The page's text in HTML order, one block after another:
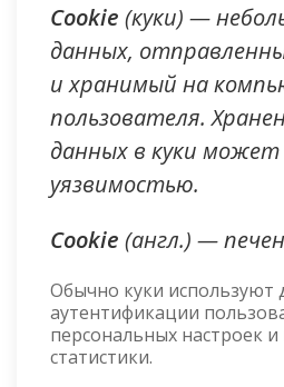
Cookie (куки) —
данных,
и хранимый на
пользователя.
данных в куки
уязвимостью.
Cookie (англ.) —
Обычно куки используют
аутентификации
персональных настроек и
статистики.